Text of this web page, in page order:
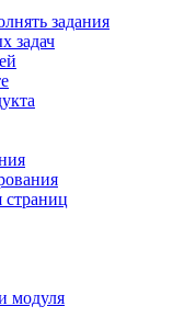
задания
задач
модуля